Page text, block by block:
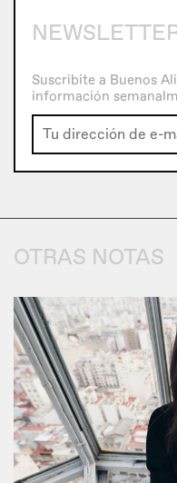
Suscribite a Buenos
información
OTRAS NOTAS